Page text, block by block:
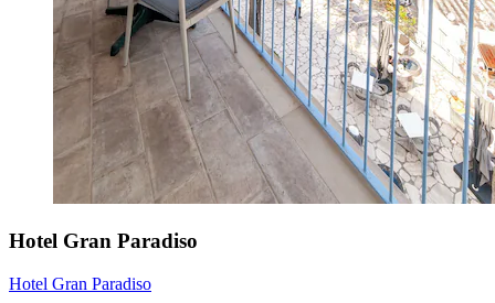
Hotel Gran Paradiso
Hotel Gran Paradiso